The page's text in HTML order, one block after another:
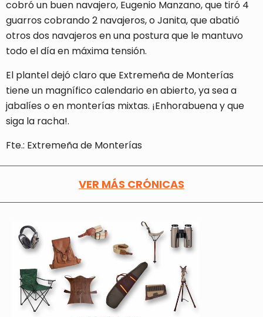
cobró un buen navajero, Eugenio Manzano, que tiró 4
guarros cobrando 2 navajeros, o Janita, que abatió
otros dos navajeros en una postura que le mantuvo
todo el día en máxima tensión.
El plantel dejó claro que Extremeña de Monterías
tiene un magnífico calendario en abierto, ya sea a
jabalíes o en monterías mixtas. ¡Enhorabuena y que
siga la racha!.
Fte.: Extremeña de Monterías
VER MÁS CRÓNICAS